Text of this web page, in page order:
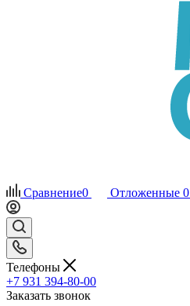
Сравнение0 Отложенные 0
Телефоны
+7 931 394-80-00
Заказать звонок